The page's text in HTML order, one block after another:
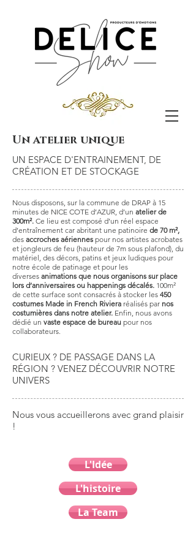
Un atelier unique
UN ESPACE D'ENTRAINEMENT, DE
CRÉATION ET DE STOCKAGE
Nous disposons, sur la commune de DRAP à 15
minutes de NICE COTE d’AZUR, d’un atelier de
300m². Ce lieu est composé d’un réel espace
d’entraînement car abritant une patinoire de 70 m²,
des accroches aériennes pour nos artistes acrobates
et jongleurs de feu (hauteur de 7m sous plafond), du
matériel, des décors, patins et jeux ludiques pour
notre école de patinage et pour les
diverses animations que nous organisons sur place
lors d’anniversaires ou happenings décalés. 100m²
de cette surface sont consacrés à stocker les 450
costumes Made in French Riviera réalisés par nos
costumières dans notre atelier. Enfin, nous avons
dédié un vaste espace de bureau pour nos
collaborateurs.
CURIEUX ? DE PASSAGE DANS LA
RÉGION ? VENEZ DÉCOUVRIR NOTRE
UNIVERS
Nous vous accueillerons avec grand plaisir
!
L'Idée
L'histoire
La Team